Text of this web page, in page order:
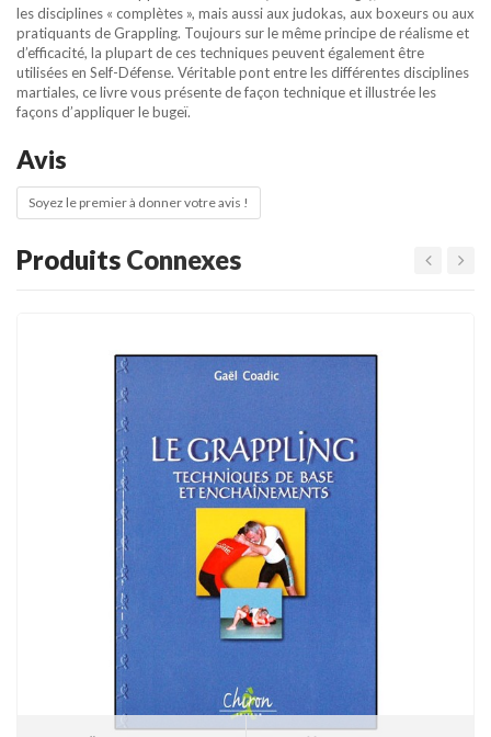
les disciplines « complètes », mais aussi aux judokas, aux boxeurs ou aux
pratiquants de Grappling. Toujours sur le même principe de réalisme et
d’efficacité, la plupart de ces techniques peuvent également être
utilisées en Self-Défense. Véritable pont entre les différentes disciplines
martiales, ce livre vous présente de façon technique et illustrée les
façons d’appliquer le bugeï.
Avis
Soyez le premier à donner votre avis !
Produits Connexes